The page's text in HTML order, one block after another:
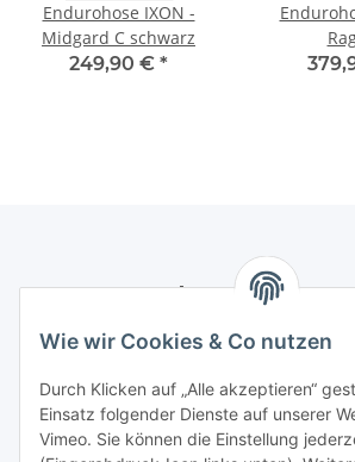
Wie wir Cookies & Co nutzen
Durch Klicken auf „Alle akzeptieren“
Einsatz folgender Dienste auf unserer
Vimeo. Sie können die Einstellung
Endurohose IXON -
Midgard C schwarz
249,90 € *
Newsletter
Bitte senden Sie mir
Informationen zu Ihrem